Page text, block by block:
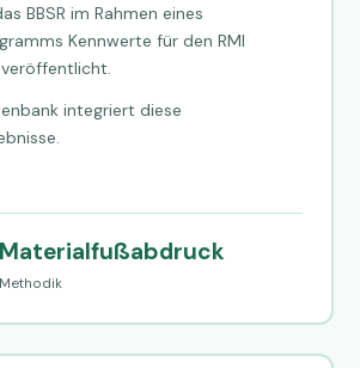
BBSR im Rahmen eines
Kennwerte für den RMI
integriert diese
Materialfußabdruck